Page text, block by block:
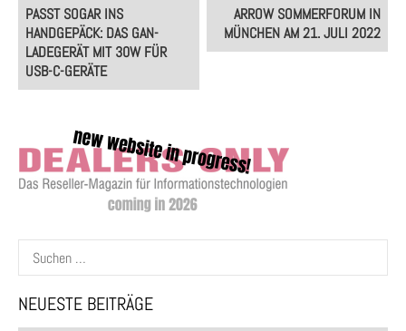
navigation
PASST SOGAR INS
HANDGEPÄCK: DAS GAN-
LADEGERÄT MIT 30W FÜR
USB-C-GERÄTE
ARROW SOMMERFORUM IN
MÜNCHEN AM 21. JULI 2022
Suchen
nach:
NEUESTE BEITRÄGE